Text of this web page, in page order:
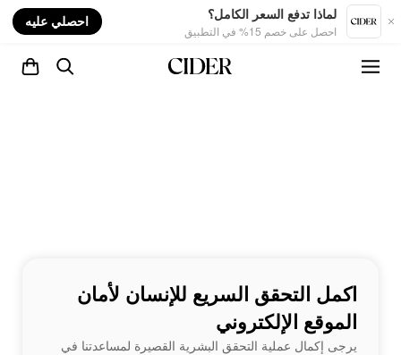
لماذا تدفع السعر الكامل؟
احصل على خصم 15% في التطبيق
احصلي عليه
اكمل التحقق السريع للإنسان لأمان
الموقع الإلكتروني
يرجى إكمال عملية التحقق البشرية القصيرة لمساعدتنا في